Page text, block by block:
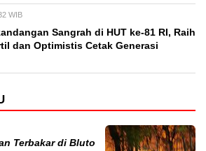
WIB
Sangrah di HUT ke-81 RI, Raih
dan Optimistis Cetak Generasi
Terbakar di Bluto